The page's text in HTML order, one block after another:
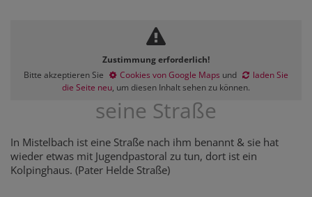
Zustimmung erforderlich!
Bitte akzeptieren Sie
Cookies von Google Maps und
laden Sie
die Seite neu, um diesen Inhalt sehen zu können.
seine Straße
In Mistelbach ist eine Straße nach ihm benannt & sie hat
wieder etwas mit Jugendpastoral zu tun, dort ist ein
Kolpinghaus. (Pater Helde Straße)